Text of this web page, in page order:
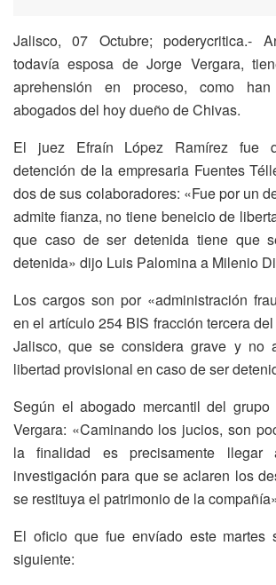
Jalisco, 07 Octubre; poderycritica.-
todavía esposa de Jorge Vergara,
aprehensión en proceso, como
abogados del hoy dueño de Chivas.
El juez Efraín López Ramírez fue
detención de la empresaria Fuentes
dos de sus colaboradores: «Fue por un
admite fianza, no tiene beneicio de
que caso de ser detenida tiene que
detenida» dijo Luis Palomina a Milenio
Los cargos son por «administración
en el artículo 254 BIS fracción tercera
Jalisco, que se considera grave y no
libertad provisional en caso de ser
Según el abogado mercantil del
Vergara: «Caminando los jucios, son
la finalidad es precisamente
investigación para que se aclaren los
se restituya el patrimonio de la
El oficio que fue envíado este martes
siguiente: